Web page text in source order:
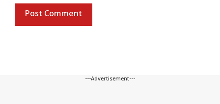
---Advertisement---